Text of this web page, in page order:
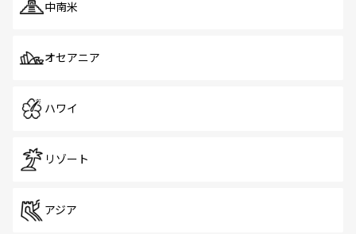
中南米
オセアニア
ハワイ
リゾート
アジア